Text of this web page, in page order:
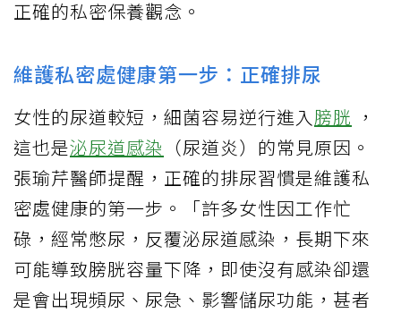
正確的私密保養觀念。
維護私密處健康第一步：正確排尿
女性的尿道較短，細菌容易逆行進入 膀胱 ，
這也是泌尿道感染 （尿道炎）的常見原因。
張瑜芹醫師提醒，正確的排尿習慣是維護私
密處健康的第一步。「許多女性因工作忙
碌，經常憋尿，反覆泌尿道感染，長期下來
可能導致膀胱容量下降，即使沒有感染卻還
是會出現頻尿、尿急、影響儲尿功能，甚者